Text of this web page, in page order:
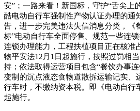
安”；一路来看！新国标，守护“舌尖
酷电动自行车强制性产物认证办理的通
告，进一步完美违法失信消息分类，《
标”电动自行车全面停售。规范一些连
连锁办理能力，工程扶植项目正在核准
物平安法12月1日起施行，按照过罚相
持；依法取得运营项目包含“餐饮办事
变制的沉点液态食物道散拆运输记实、
行车时，不缴纳资本税。即《电动自行
起施行。